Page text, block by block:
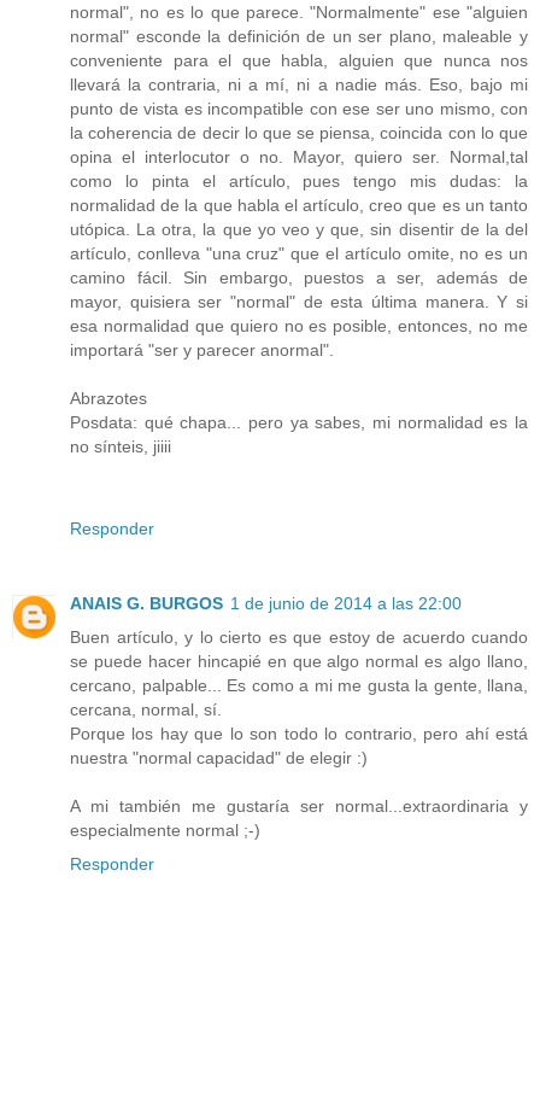
normal", no es lo que parece. "Normalmente" ese "alguien
normal" esconde la definición de un ser plano, maleable y
conveniente para el que habla, alguien que nunca nos
llevará la contraria, ni a mí, ni a nadie más. Eso, bajo mi
punto de vista es incompatible con ese ser uno mismo, con
la coherencia de decir lo que se piensa, coincida con lo que
opina el interlocutor o no. Mayor, quiero ser. Normal,tal
como lo pinta el artículo, pues tengo mis dudas: la
normalidad de la que habla el artículo, creo que es un tanto
utópica. La otra, la que yo veo y que, sin disentir de la del
artículo, conlleva "una cruz" que el artículo omite, no es un
camino fácil. Sin embargo, puestos a ser, además de
mayor, quisiera ser "normal" de esta última manera. Y si
esa normalidad que quiero no es posible, entonces, no me
importará "ser y parecer anormal".
Abrazotes
Posdata: qué chapa... pero ya sabes, mi normalidad es la
no sínteis, jiiii
Responder
ANAIS G. BURGOS 1 de junio de 2014 a las 22:00
Buen artículo, y lo cierto es que estoy de acuerdo cuando
se puede hacer hincapié en que algo normal es algo llano,
cercano, palpable... Es como a mi me gusta la gente, llana,
cercana, normal, sí.
Porque los hay que lo son todo lo contrario, pero ahí está
nuestra "normal capacidad" de elegir :)
A mi también me gustaría ser normal...extraordinaria y
especialmente normal ;-)
Responder